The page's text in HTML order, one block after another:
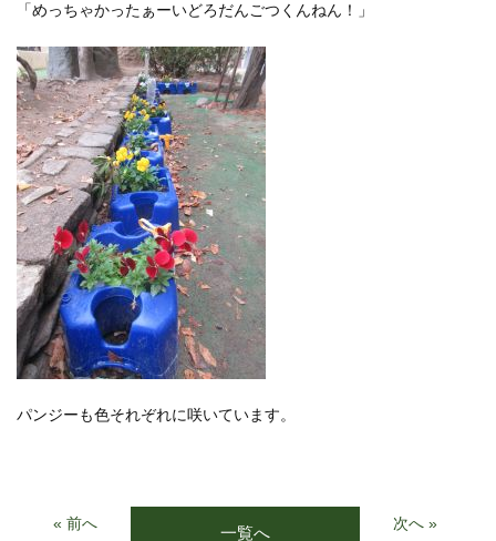
「めっちゃかったぁーいどろだんごつくんねん！」
パンジーも色それぞれに咲いています。
« 前へ 一覧へ 次へ »